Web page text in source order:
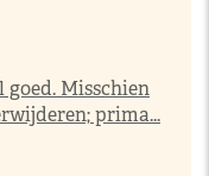
goed. Misschien
prima...